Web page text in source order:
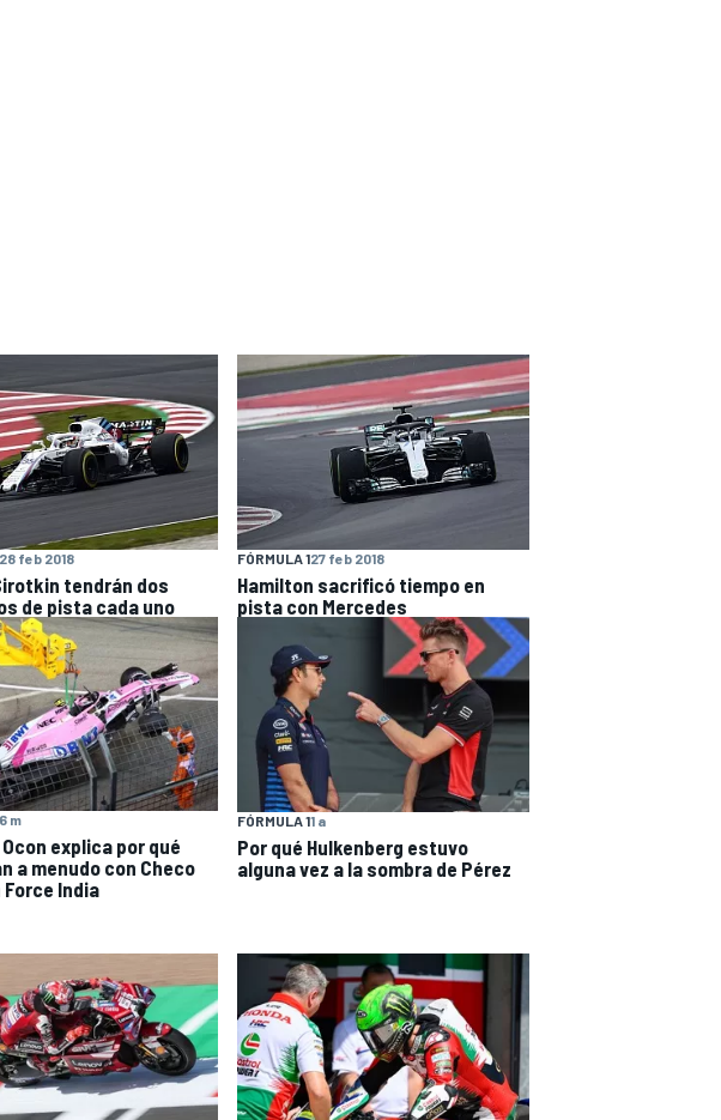
28 feb 2018
tendrán dos
de pista cada uno
FÓRMULA 127 feb 2018
Hamilton sacrificó tiempo en
pista con Mercedes
6 m
explica por qué
a menudo con Checo
Force India
FÓRMULA 11 a
Por qué Hulkenberg estuvo
alguna vez a la sombra de Pérez